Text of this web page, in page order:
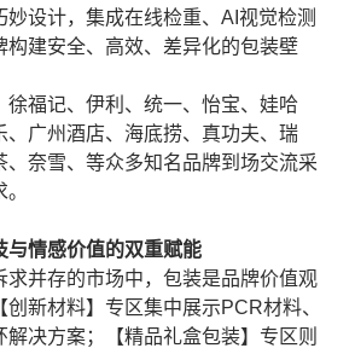
设计，集成在线检重、AI视觉检测
构建安全、高效、差异化的包装壁
徐福记、伊利、统一、怡宝、娃哈
、广州酒店、海底捞、真功夫、瑞
、奈雪、等众多知名品牌到场交流采
与情感价值的双重赋能
求并存的市场中，包装是品牌价值观
新材料】专区集中展示PCR材料、
解决方案；【精品礼盒包装】专区则